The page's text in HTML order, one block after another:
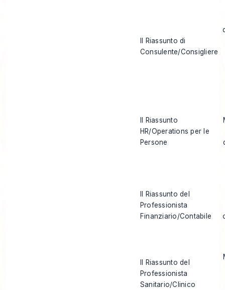
Il Riassunto di
Consulente/Consigliere
Il Riassunto
HR/Operations per le
Persone
Il Riassunto del
Professionista
Finanziario/Contabile
Il Riassunto del
Professionista
Sanitario/Clinico